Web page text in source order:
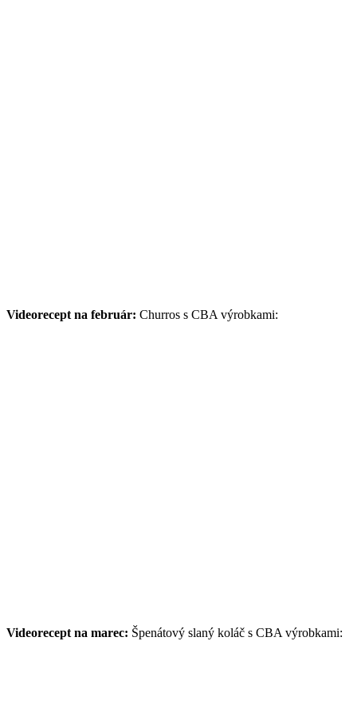
Videorecept na február: Churros s CBA výrobkami:
Videorecept na marec: Špenátový slaný koláč s CBA výrobkami: